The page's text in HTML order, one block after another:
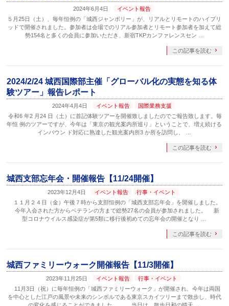
2024年6月4日
イベント報告
５月25日（土）、毎年恒例の「城西ジャンボリー」が、リアルとリモートのハイブリ
ッドで開催されました。参加者は会場でのリアル参加者とリモート参加者を加えて総
勢154名と多くの会員に参加いただき、新宿TKPカンファレンスセン …
この記事を読む
2024/2/24 城西国際部主催「グローバル化の実態を知る体
験ツアー」報告レポート
2024年4月4日 イベント報告
国際業務支援
令和6 年2 月24 日（土）に首記体験ツアーを開催致しましたのでご報告致します。毎
年恒 例のツアーですが、今年は「東京の観光案内所巡り」ということで、増え続ける
インバウン ド対応に熟達した観光案内所3 か所を訪問し、 …
この記事を読む
城西支部忘年会・開催報告【11/24開催】
2023年12月4日 イベント報告
行事・イベント
１１月２４日（金）午後７時から支部恒例の「城西支部忘年会」を開催しました。
今年入会された方からベテランの方まで総勢27名の会員が参加されました。 新
型コロナウイルス感染症が第5類に移行後初めての忘年会の開催となり …
この記事を読む
城西ファミリーウォーク開催報告【11/3開催】
2023年11月25日 イベント報告
行事・イベント
11月3日（祝）に毎年恒例の「城西ファミリーウォーク」が開催され、今年は両国
を中心とした江戸の風景や未来のシンボルである東京スカイツリーまで散歩し、時代